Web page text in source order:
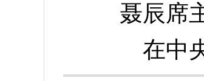
聂辰席
在中